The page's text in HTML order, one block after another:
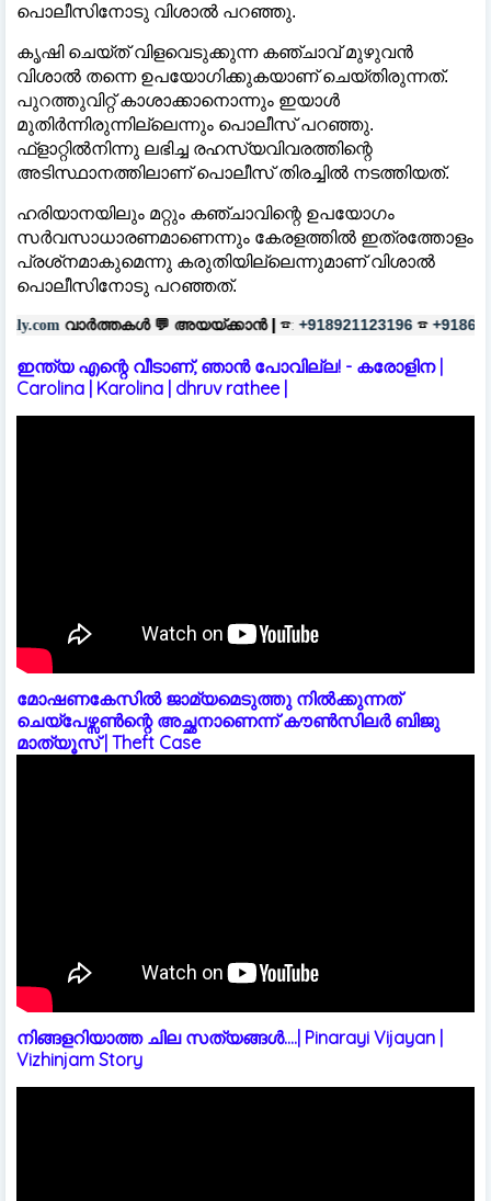
പൊലീസിനോടു വിശാല്‍ പറഞ്ഞു.
കൃഷി ചെയ്ത് വിളവെടുക്കുന്ന കഞ്ചാവ് മുഴുവന്‍
വിശാല്‍ തന്നെ ഉപയോഗിക്കുകയാണ് ചെയ്തിരുന്നത്.
പുറത്തുവിറ്റ് കാശാക്കാനൊന്നും ഇയാള്‍
മുതിര്‍ന്നിരുന്നില്ലെന്നും പൊലീസ് പറഞ്ഞു.
ഫ്‌ളാറ്റില്‍നിന്നു ലഭിച്ച രഹസ്യവിവരത്തിന്റെ
അടിസ്ഥാനത്തിലാണ് പൊലീസ് തിരച്ചില്‍ നടത്തിയത്.
ഹരിയാനയിലും മറ്റും കഞ്ചാവിന്റെ ഉപയോഗം
സര്‍വസാധാരണമാണെന്നും കേരളത്തില്‍ ഇത്രത്തോളം
പ്രശ്‌നമാകുമെന്നു കരുതിയില്ലെന്നുമാണ് വിശാല്‍
പൊലീസിനോടു പറഞ്ഞത്.
💬അയയ്ക്കാൻ | ☎: +918921123196 ☎ +918606657037
ഇന്ത്യ എന്റെ വീടാണ്, ഞാൻ പോവില്ല! - കരോളിന |
Carolina | Karolina | dhruv rathee |
മോഷണകേസിൽ ജാമ്യമെടുത്തു നിൽക്കുന്നത്
ചെയ്പേഴ്സൺന്റെ അച്ഛനാണെന്ന് കൗൺസിലർ ബിജു
മാത്യൂസ് | Theft Case
നിങ്ങളറിയാത്ത ചില സത്യങ്ങൾ....| Pinarayi Vijayan |
Vizhinjam Story